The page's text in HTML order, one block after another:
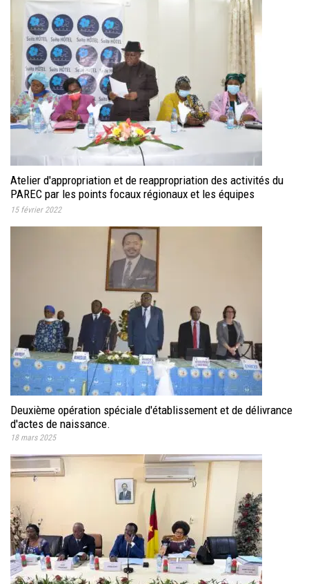
Atelier d'appropriation et de reappropriation des activités du
PAREC par les points focaux régionaux et les équipes
ministérielles
15 février 2022
Deuxième opération spéciale d'établissement et de délivrance
d'actes de naissance.
18 mars 2025